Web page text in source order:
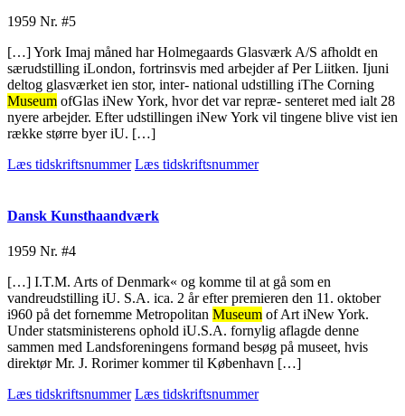
1959 Nr. #5
[…] York Imaj måned har Holmegaards Glasværk A/S afholdt en
særudstilling iLondon, fortrinsvis med arbejder af Per Liitken. Ijuni
deltog glasværket ien stor, inter- national udstilling iThe Corning
Museum ofGlas iNew York, hvor det var repræ- senteret med ialt 28
nyere arbejder. Efter udstillingen iNew York vil tingene blive vist ien
række større byer iU. […]
Læs tidskriftsnummer Læs tidskriftsnummer
Dansk Kunsthaandværk
1959 Nr. #4
[…] I.T.M. Arts of Denmark« og komme til at gå som en
vandreudstilling iU. S.A. ica. 2 år efter premieren den 11. oktober
i960 på det fornemme Metropolitan Museum of Art iNew York.
Under statsministerens ophold iU.S.A. fornylig aflagde denne
sammen med Landsforeningens formand besøg på museet, hvis
direktør Mr. J. Rorimer kommer til København […]
Læs tidskriftsnummer Læs tidskriftsnummer